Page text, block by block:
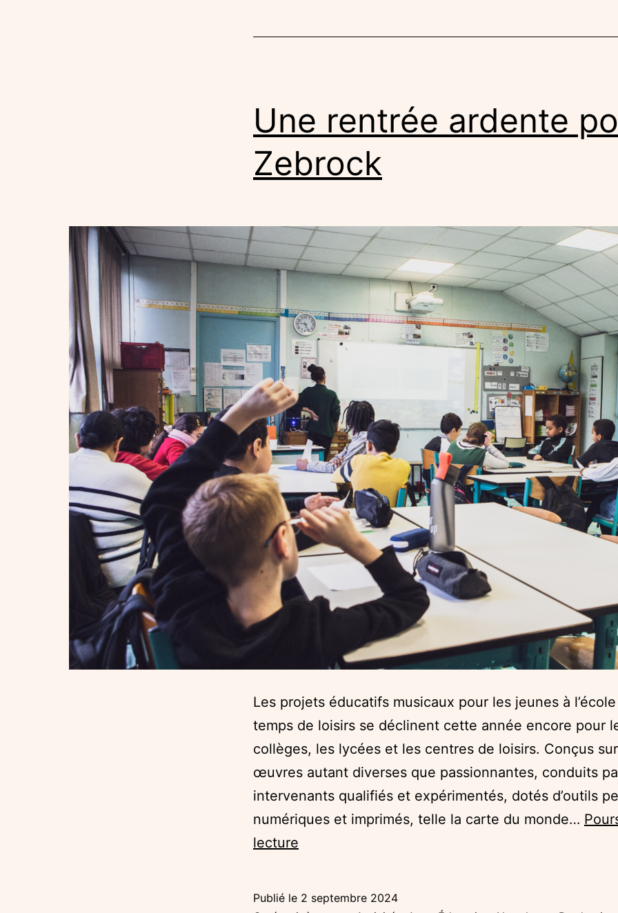
Une rentrée ardente
Zebrock
Les projets éducatifs musicaux pour les jeunes à
temps de loisirs se déclinent cette année encore pour
collèges, les lycées et les centres de loisirs. Conçus
œuvres autant diverses que passionnantes, conduits
intervenants qualifiés et expérimentés, dotés d’outils
numériques et imprimés, telle la carte du monde…
lecture
Publié le 2 septembre 2024